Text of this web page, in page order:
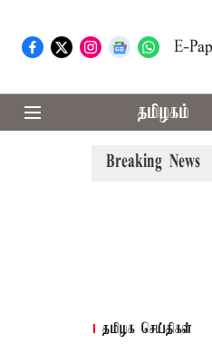
E-
தமிழகம்
Breaking News
அரசுப்பணி வழக்கு;
தமிழக செய்திகள்